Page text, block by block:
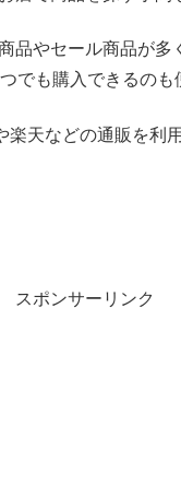
品やセール商品が多
でも購入できるのも
楽天などの通販を利
スポンサーリンク